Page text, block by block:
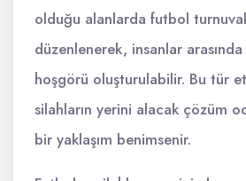
olduğu alanlarda futbol
düzenlenerek, insanlar arasında
hoşgörü oluşturulabilir. Bu tür
silahların yerini alacak çözüm
bir yaklaşım benimsenir.